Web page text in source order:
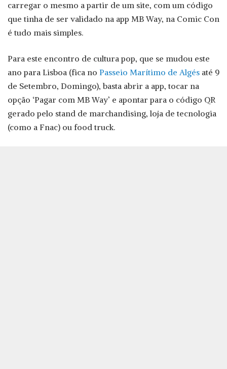
carregar o mesmo a partir de um site, com um código
que tinha de ser validado na app MB Way, na Comic Con
é tudo mais simples.
Para este encontro de cultura pop, que se mudou este
ano para Lisboa (fica no Passeio Marítimo de Algés até 9
de Setembro, Domingo), basta abrir a app, tocar na
opção ‘Pagar com MB Way’ e apontar para o código QR
gerado pelo stand de marchandising, loja de tecnologia
(como a Fnac) ou food truck.